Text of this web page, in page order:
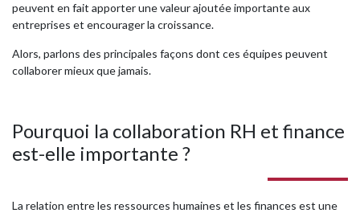
peuvent en fait apporter une valeur ajoutée importante aux
entreprises et encourager la croissance.
Alors, parlons des principales façons dont ces équipes peuvent
collaborer mieux que jamais.
Pourquoi la collaboration RH et finance
est-elle importante ?
La relation entre les ressources humaines et les finances est une